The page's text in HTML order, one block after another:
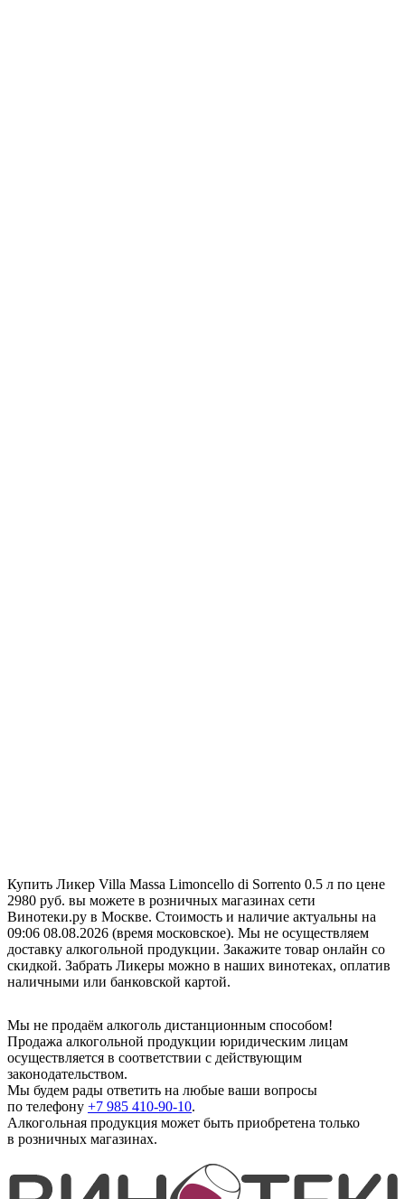
Купить Ликер Villa Massa Limoncello di Sorrento 0.5 л по цене
2980 руб. вы можете в розничных магазинах сети
Винотеки.ру в Москве. Стоимость и наличие актуальны на
09:06 08.08.2026 (время московское). Мы не осуществляем
доставку алкогольной продукции. Закажите товар онлайн со
скидкой. Забрать Ликеры можно в наших винотеках, оплатив
наличными или банковской картой.
Мы не продаём алкоголь дистанционным способом!
Продажа алкогольной продукции юридическим лицам
осуществляется в соответствии с действующим
законодательством.
Мы будем рады ответить на любые ваши вопросы
по телефону +7 985 410-90-10.
Алкогольная продукция может быть приобретена только
в розничных магазинах.